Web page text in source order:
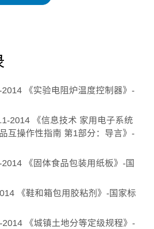
《实验电阻炉温度控制器》-
2014 《信息技术 家用电子系统
品互操作性指南 第1部分：导言》-
《固体食品包装用纸板》-国
《鞋和箱包用胶粘剂》-国家标
2014 《城镇土地分等定级规程》-